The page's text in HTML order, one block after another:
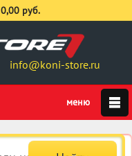
info@koni-store.ru
0,00 руб.